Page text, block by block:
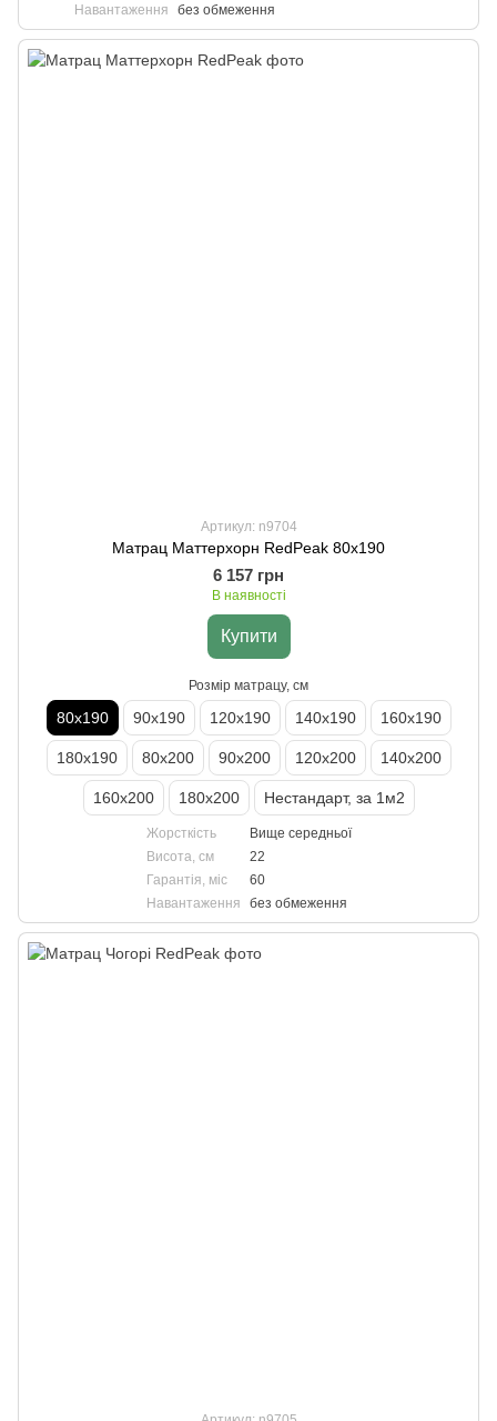
Навантаження
без обмеження
Артикул: n9704
Матрац Маттерхорн RedPeak 80х190
6 157 грн
В наявності
Купити
Розмір матрацу, см
80х190 90х190 120х190 140х190 160х190
180х190 80х200 90х200 120х200 140х200
160х200 180х200 Нестандарт, за 1м2
Жорсткість
Вище середньої
Висота, см
22
Гарантія, міс
60
Навантаження
без обмеження